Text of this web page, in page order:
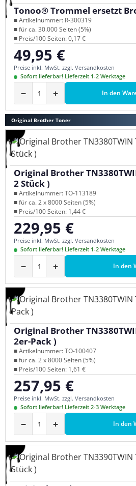
Tonoo® Trommel ersetzt
■ Artikelnummer: R-300319
■ für ca. 30.000 Seiten (5%)
■ Preis/100 Seiten: 0,17 €
Regulärer Preis:
49,95 €
Preise inkl. MwSt. zzgl. Versandkosten
Sofort lieferbar! Lieferzeit 1-2 Werktage
− + In den
Original Brother Toner
Original Brother
2 Stück )
■ Artikelnummer: TO-113189
■ für ca. 2 x 8000 Seiten (5%)
■ Preis/100 Seiten: 1,44 €
Regulärer Preis:
229,95 €
Preise inkl. MwSt. zzgl. Versandkosten
Sofort lieferbar! Lieferzeit 1-2 Werktage
− + In den
Original Brother
2er-Pack )
■ Artikelnummer: TO-100407
■ für ca. 2 x 8000 Seiten (5%)
■ Preis/100 Seiten: 1,61 €
Regulärer Preis:
257,95 €
Preise inkl. MwSt. zzgl. Versandkosten
Sofort lieferbar! Lieferzeit 2-3 Werktage
− + In den